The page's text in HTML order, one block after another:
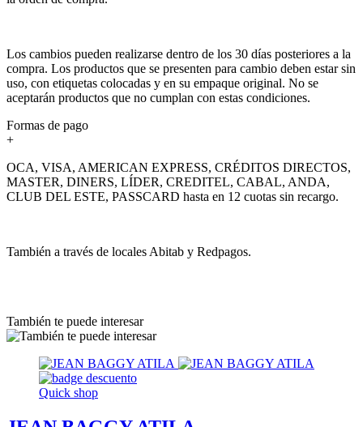
Los cambios pueden realizarse dentro de los 30 días posteriores a la
compra. Los productos que se presenten para cambio deben estar sin
uso, con etiquetas colocadas y en su empaque original. No se
aceptarán productos que no cumplan con estas condiciones.
Formas de pago
+
OCA, VISA, AMERICAN EXPRESS, CRÉDITOS DIRECTOS,
MASTER, DINERS, LÍDER, CREDITEL, CABAL, ANDA,
CLUB DEL ESTE, PASSCARD hasta en 12 cuotas sin recargo.
También a través de locales Abitab y Redpagos.
También te puede interesar
Quick shop